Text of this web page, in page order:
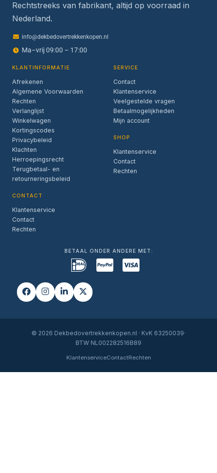
Rechtstreeks van fabrikant, altijd op voorraad in
Nederland.
info@dekbedovertrekkenkopen.nl
Ma–vrij 09:00 – 17:00
KLANTINFORMATIE
Afrekenen
Algemene Voorwaarden
Rechten
Verlanglijst
Winkelwagen
Kortingscodes
Privacybeleid
Klachten
Herroepingsrecht
Terugbetaal- en
retourneringsbeleid
CONTACT
Klantenservice
Contact
Rechten
SERVICE
Contact
Klantenservice
Veelgestelde vragen
Betaalmogelijkheden
Mijn account
SHOP
Klantenservice
Contact
Rechten
BETAAL ONDER ANDERE MET:
© 2026 Dekbedovertrekkenkopen.nl · KvK 63250039·
BTW NL002282516B89
KlantenserviceContactRechten